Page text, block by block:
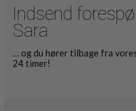
Indsend
Sara
… og du hører tilbage fra
24 timer!